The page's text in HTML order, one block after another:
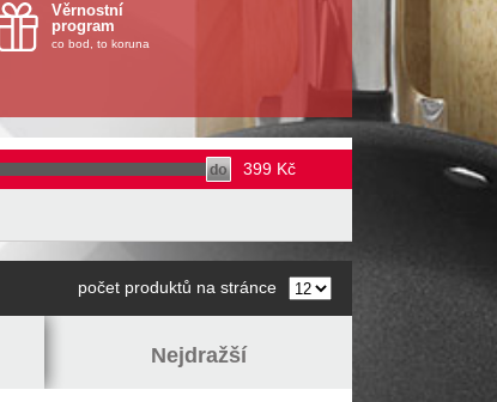
Věrnostní
program
co bod, to koruna
399 Kč
počet produktů na stránce
Nejdražší